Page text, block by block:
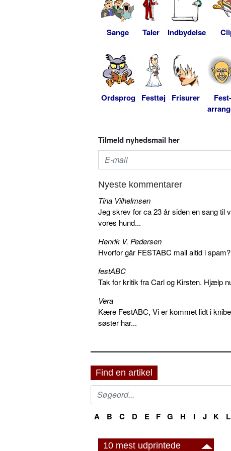
Sange Taler Indbydelse
Ordsprog Festtøj Frisurer
Fest-
Tilmeld nyhedsmail her
Nyeste kommentarer
Tina Vilhelmsen
Jeg skrev for ca 23 år siden en sang til
vores hund...
Henrik V. Pedersen
Hvorfor går FESTABC mail altid i
festABC
Tak for kritik fra Carl og Kirsten. Hjælp
Vera
Kære FestABC, Vi er kommet lidt i
søster har...
Find en artikel
A B C D E F G H I J K L
10 mest udprintede